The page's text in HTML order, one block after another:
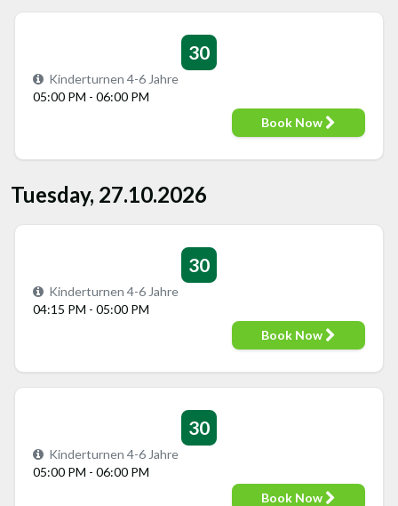
30
Kinderturnen 4-6 Jahre
05:00 PM - 06:00 PM
Book Now
Tuesday, 27.10.2026
30
Kinderturnen 4-6 Jahre
04:15 PM - 05:00 PM
Book Now
30
Kinderturnen 4-6 Jahre
05:00 PM - 06:00 PM
Book Now